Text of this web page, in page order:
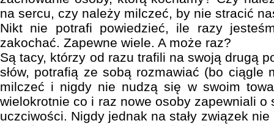
na sercu, czy należy milczeć, by nie stracić
Nikt nie potrafi powiedzieć, ile razy
zakochać. Zapewne wiele. A może raz?
Są tacy, którzy od razu trafili na swoją drugą
słów, potrafią ze sobą rozmawiać (bo ciągle
milczeć i nigdy nie nudzą się w swoim
wielokrotnie co i raz nowe osoby zapewniali o
uczciwości. Nigdy jednak na stały związek